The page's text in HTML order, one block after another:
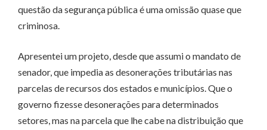
questão da segurança pública é uma omissão quase que
criminosa.
Apresentei um projeto, desde que assumi o mandato de
senador, que impedia as desonerações tributárias nas
parcelas de recursos dos estados e municípios. Que o
governo fizesse desonerações para determinados
setores, mas na parcela que lhe cabe na distribuição que